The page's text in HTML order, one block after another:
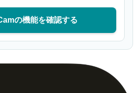
の機能を確認する